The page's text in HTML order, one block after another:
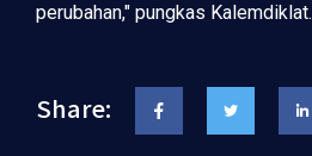
perubahan," pungkas Kalemdiklat.
Share: